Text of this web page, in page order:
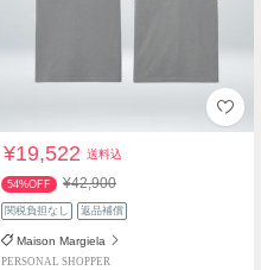
¥19,522送料込
54%OFF ¥42,900
関税負担なし 返品補償
Maison Margiela
PERSONAL SHOPPER